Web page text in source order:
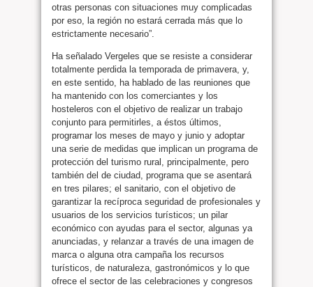
otras personas con situaciones muy complicadas
por eso, la región no estará cerrada más que lo
estrictamente necesario”.
Ha señalado Vergeles que se resiste a considerar
totalmente perdida la temporada de primavera, y,
en este sentido, ha hablado de las reuniones que
ha mantenido con los comerciantes y los
hosteleros con el objetivo de realizar un trabajo
conjunto para permitirles, a éstos últimos,
programar los meses de mayo y junio y adoptar
una serie de medidas que implican un programa de
protección del turismo rural, principalmente, pero
también del de ciudad, programa que se asentará
en tres pilares; el sanitario, con el objetivo de
garantizar la recíproca seguridad de profesionales y
usuarios de los servicios turísticos; un pilar
económico con ayudas para el sector, algunas ya
anunciadas, y relanzar a través de una imagen de
marca o alguna otra campaña los recursos
turísticos, de naturaleza, gastronómicos y lo que
ofrece el sector de las celebraciones y congresos